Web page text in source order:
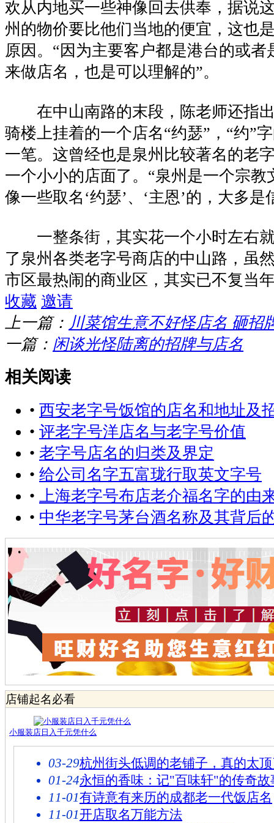
欢从内地买一些神像回去供奉，据说
州的物价要比他们当地的便宜，这也
原因。“因为主要客户都是港台的或者
来做店名，也是可以理解的”。
在中山南路的末段，陈老师还指出
骑楼上挂着的一个店名“约瑟”，“约”
一笔。这曾经也是泉州比较著名的老
一个小小的店面了。“泉州是一个宗教
像一些取名‘约瑟’、‘主恩’的，大多
一整条街，其实花一个小时左右就
了泉州各类老字号商店的中山路，虽
市区最热闹的商业区，其实已不复当
收藏 邀请
上一篇： 川菜馆生意不好怪店名 砸招
一篇： 闲谈光怪陆离的招牌与店名
相关阅读
• 西安老字号饭馆的店名和地址及
• 评老字号洋店名与老字号价值
• 老字号店名的归类及界定
• 给公司名字五富珑行取英文字号
• 上海老字号布店老介福名字的由
• 中华老字号茅台酒名称及其背后
店铺起名必看
小服装店日入千元凭什么
03-29杭州街头低调的老铺子，真的太
01-24永恒的香味：记"百味轩"的传奇故
11-01有诗意有来历的成都老一代饭店名
11-01开店取名万能方法